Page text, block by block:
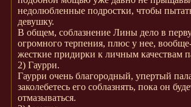
недолюбленные подростки, чтобы
девушку.
В общем, соблазнение Лины дело в
огромного терпения, плюс у нее,
жесткие придирки к личным качествам
2) Гаурри.
Гаурри очень благородный, упертый
заколебетесь его соблазнять, пока он
отмазываться.